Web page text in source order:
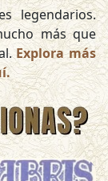
legendarios.
más que
Explora más